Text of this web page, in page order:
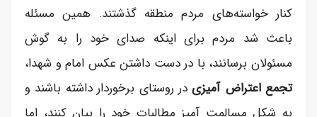
کنار خواسته‌های مردم منطقه گذشتند. همین مسئله
باعث شد مردم برای اینکه صدای خود را به گوش
مسئولان برسانند، با در دست داشتن عکس امام و شهدا،
تجمع اعتراض آمیزیدر روستای برخوردار داشته باشند و
به شکل مسالمت آمیز مطالبات خود را بیان کنند، اما